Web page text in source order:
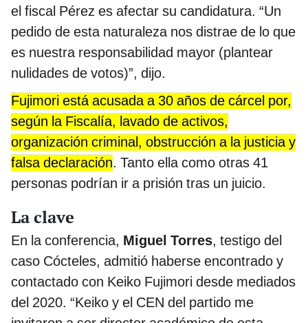
el fiscal Pérez es afectar su candidatura. “Un
pedido de esta naturaleza nos distrae de lo que
es nuestra responsabilidad mayor (plantear
nulidades de votos)”, dijo.
Fujimori está acusada a 30 años de cárcel por,
según la Fiscalía, lavado de activos,
organización criminal, obstrucción a la justicia y
falsa declaración. Tanto ella como otras 41
personas podrían ir a prisión tras un juicio.
La clave
En la conferencia, Miguel Torres, testigo del
caso Cócteles, admitió haberse encontrado y
contactado con Keiko Fujimori desde mediados
del 2020. “Keiko y el CEN del partido me